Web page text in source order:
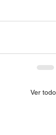
Ver todo